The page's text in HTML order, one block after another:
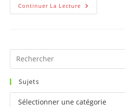
Continuer La Lecture Stage
Sérénité,
Avec
Ressentis »,
Octobre
2020
Sujets
Sujets